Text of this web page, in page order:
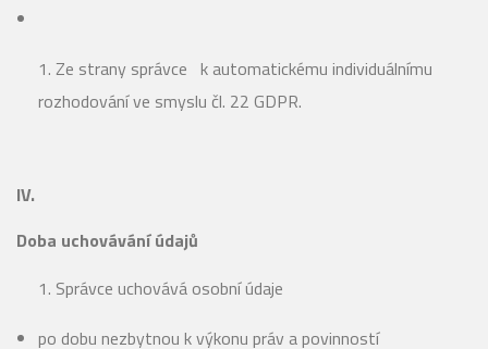
Ze strany správce k automatickému individuálnímu
rozhodování ve smyslu čl. 22 GDPR.
IV.
Doba uchovávání údajů
Správce uchovává osobní údaje
po dobu nezbytnou k výkonu práv a povinností